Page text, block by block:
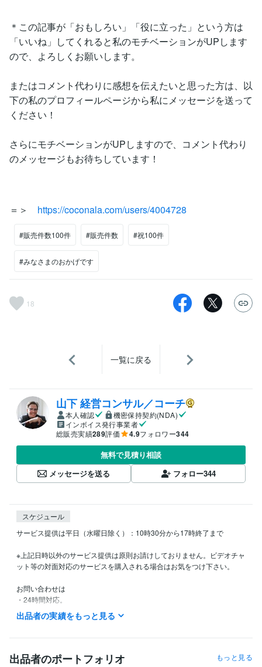
＊この記事が「おもしろい」「役に立った」という方は
「いいね」してくれると私のモチベーションがUPします
ので、よろしくお願いします。
またはコメント代わりに感想を伝えたいと思った方は、以
下の私のプロフィールページから私にメッセージを送って
ください！
さらにモチベーションがUPしますので、コメント代わり
のメッセージもお待ちしています！
＝＞ https://coconala.com/users/4004728
#販売件数100件 #販売件数 #祝100件
#みなさまのおかげです
18
一覧に戻る
山下 経営コンサル／コーチ
本人確認
機密保持契約(NDA)
インボイス発行事業者
総販売実績289評価 4.9フォロワー344
無料で見積り相談
メッセージを送る
フォロー344
スケジュール
サービス提供は平日（水曜日除く）：10時30分から17時終了まで
※上記日時以外のサービス提供は原則お請けしておりません。ビデオチャ
ット等の対面対応のサービスを購入される場合はお気をつけ下さい。
お問い合わせは
・24時間対応。
・返信は随時対応（夜間、業務中は遅れる場合もございます）
・土日祝日は翌営業日のお返事になる場合もございます。
整をお願いいたします。
出品者の実績をもっと見る
出品者のポートフォリオ もっと見る